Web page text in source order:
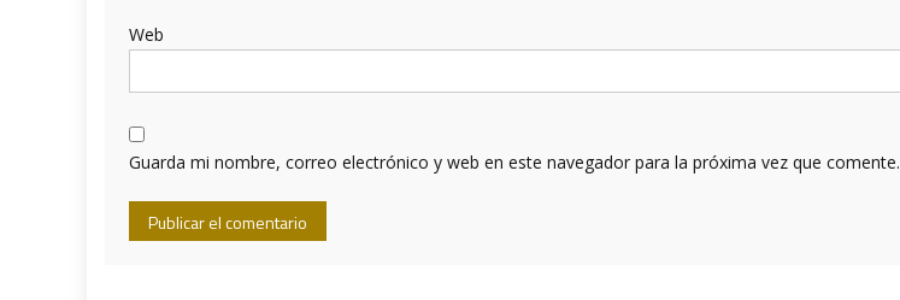
Web
Guarda mi nombre, correo electrónico y web en este navegador para la próxima vez que comente.